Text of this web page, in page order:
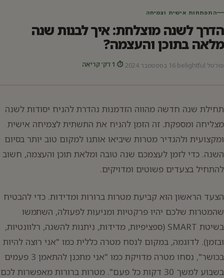
חיפוש:
התפתחות אישית וצמיחה
הדרך לשנה מוצלחת: איך לבנות שנה
מלאה בתוכן והעצמה?
פורטל belightful 16 בספטמבר 2024 ⏱ 1 דק׳ קריאה
תחילת שנה חדשה מהווה הזדמנות נהדרת להניח יסודות לשנה
מצליחה ומספקת. זה הזמן להניח את התשתית לצמיחה אישית
ומקצועית ולהגדיר מטרות שיביאו אותנו למקום טוב יותר בסיום
השנה. כדי לזמן לעצמכם שנה טובה ומלאת תוכן והעצמה, חשוב
להתחיל בצעדים פשוטים ומדויקים.
הצעד הראשון הוא קביעת מטרות ברורות ומדידות. כדי להבטיח
שהמטרות שלכם יהיו פרקטיות ומניעות לפעולה, השתמשו
בשיטת SMART (ספציפיות, מדידות, ניתנות להשגה, רלוונטיות,
ובזמן). לדוגמה, במקום לנסח מטרה כללית כמו "אני רוצה להיות
בכושר", נסחו מטרה מדויקת כמו "אני מתכנן להתאמן 3 פעמים
בשבוע למשך 30 דקות כל פעם". מטרות ברורות מאפשרות לכם